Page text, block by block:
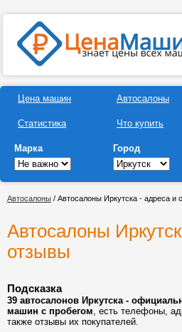
Цена машин
Статистика
Автосалоны
Что купить
Марка Город
Автосалоны / Автосалоны Иркутска - адреса и
Автосалоны
отзывы
Подсказка
39 автосалонов Иркутска -
машин с пробегом, есть телефоны,
также отзывы их покупателей.